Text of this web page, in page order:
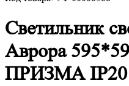
Светильник
Аврора
ПРИЗМА IP20